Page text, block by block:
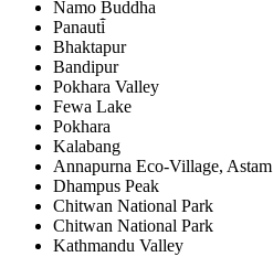
Namo Buddha
Panauti̇̄
Bhaktapur
Bandipur
Pokhara Valley
Fewa Lake
Pokhara
Kalabang
Annapurna Eco-Village, Astam
Dhampus Peak
Chitwan National Park
Chitwan National Park
Kathmandu Valley